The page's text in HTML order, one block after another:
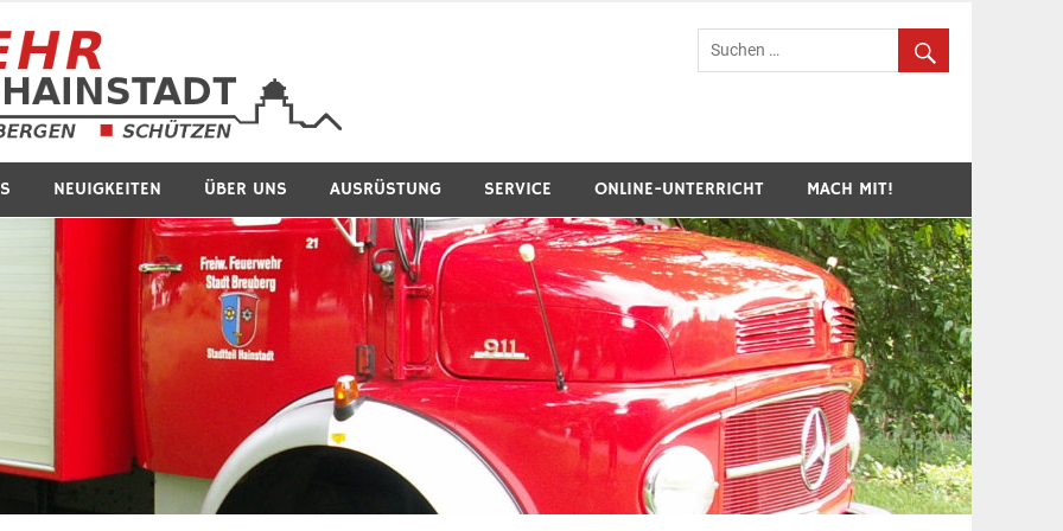
Feuerwehr Breuberg-Hainstadt
NEUIGKEITEN ÜBER UNS AUSRÜSTUNG SERVICE ONLINE-UNTERRICHT MACH MIT!